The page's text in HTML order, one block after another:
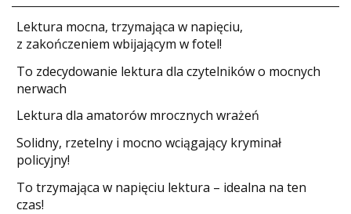
​Lektura mocna, trzymająca w napięciu,
z zakończeniem wbijającym w fotel!
​To zdecydowanie lektura dla czytelników o mocnych
nerwach
Lektura dla amatorów mrocznych wrażeń
Solidny, rzetelny i mocno wciągający kryminał
policyjny!
​To trzymająca w napięciu lektura – idealna na ten
czas!